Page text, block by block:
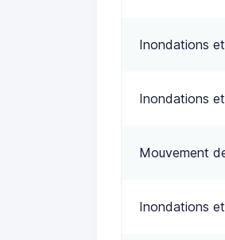
Inondations
Inondations
Mouvement
Inondations